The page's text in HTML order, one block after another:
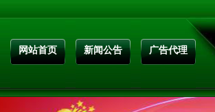
网站首页 新闻公告 广告代理